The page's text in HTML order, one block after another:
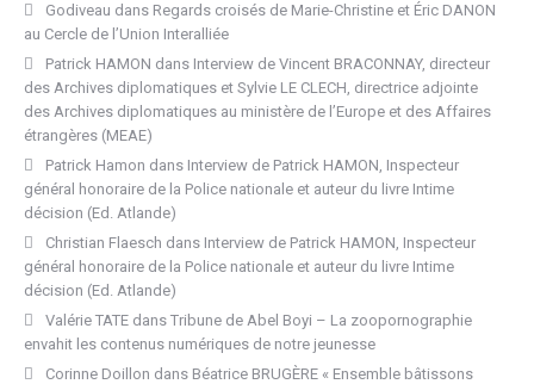
Godiveau dans Regards croisés de Marie-Christine et Éric DANON
au Cercle de l’Union Interalliée
Patrick HAMON dans Interview de Vincent BRACONNAY, directeur
des Archives diplomatiques et Sylvie LE CLECH, directrice adjointe
des Archives diplomatiques au ministère de l’Europe et des Affaires
étrangères (MEAE)
Patrick Hamon dans Interview de Patrick HAMON, Inspecteur
général honoraire de la Police nationale et auteur du livre Intime
décision (Ed. Atlande)
Christian Flaesch dans Interview de Patrick HAMON, Inspecteur
général honoraire de la Police nationale et auteur du livre Intime
décision (Ed. Atlande)
Valérie TATE dans Tribune de Abel Boyi – La zoopornographie
envahit les contenus numériques de notre jeunesse
Corinne Doillon dans Béatrice BRUGÈRE « Ensemble bâtissons